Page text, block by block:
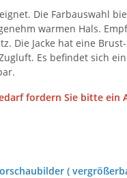
Die Farbauswahl
warmen Hals.
Die Jacke hat eine
Es befindet sich
fordern Sie bitte ein
(